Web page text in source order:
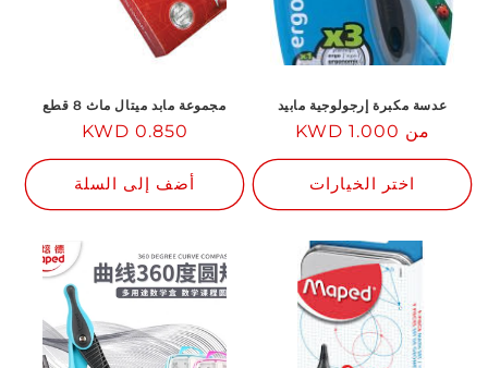
عدسة مكبرة إرجولوجية مابيد
السعر
العادي
من 1.000 KWD
اختر الخيارات
مجموعة مابد ميتال ماث 8 قطع
السعر
العادي
0.850 KWD
أضف إلى السلة